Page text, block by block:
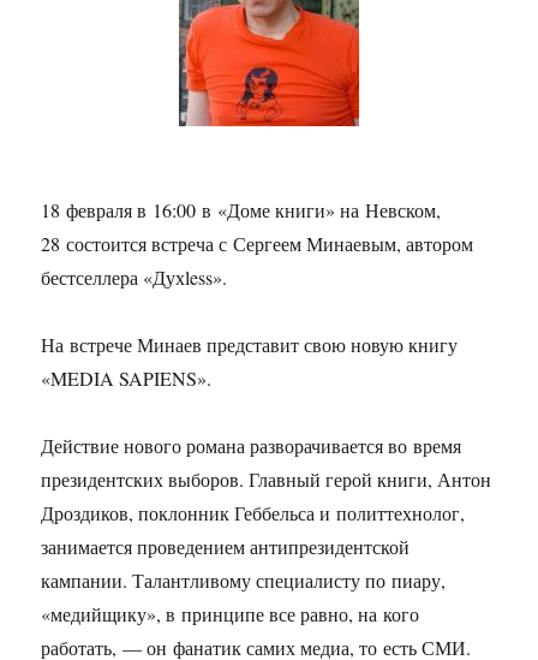
18 февраля в 16:00 в «Доме книги» на Невском,
28 состоится встреча с Сергеем Минаевым, автором
бестселлера «Духless».
На встрече Минаев представит свою новую книгу
«MEDIA SAPIENS».
Действие нового романа разворачивается во время
президентских выборов. Главный герой книги, Антон
Дроздиков, поклонник Геббельса и политтехнолог,
занимается проведением антипрезидентской
кампании. Талантливому специалисту по пиару,
«медийщику», в принципе все равно, на кого
работать, — он фанатик самих медиа, то есть СМИ.